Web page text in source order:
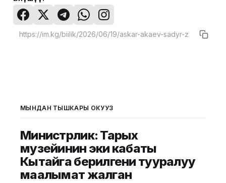
МЫНДАН ТЫШКАРЫ ОКУҢУЗ
Министрлик: Тарых
музейинин эки кабаты
Кытайга берилгени тууралуу
маалымат жалган